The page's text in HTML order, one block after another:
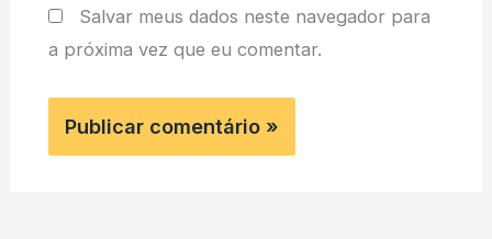
Salvar meus dados neste navegador para
a próxima vez que eu comentar.